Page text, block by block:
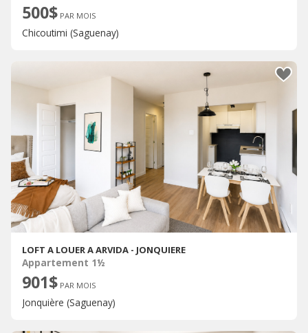
500$ PAR MOIS
Chicoutimi (Saguenay)
LOFT A LOUER A ARVIDA - JONQUIERE
Appartement 1½
901$ PAR MOIS
Jonquière (Saguenay)